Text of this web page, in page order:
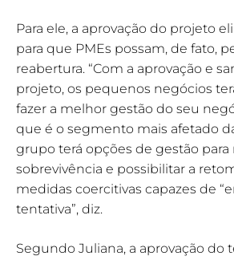
Para ele, a aprovação do projeto
para que PMEs possam, de fato,
reabertura. “Com a aprovação e
projeto, os pequenos negócios
fazer a melhor gestão do seu
que é o segmento mais afetado
grupo terá opções de gestão para
sobrevivência e possibilitar a
medidas coercitivas capazes de
tentativa”, diz.
Segundo Juliana, a aprovação do